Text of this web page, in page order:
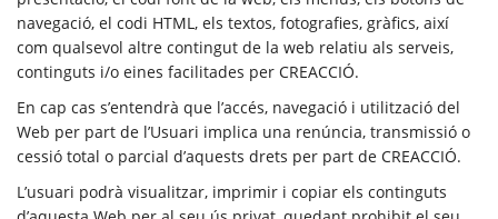
navegació, el codi HTML, els textos, fotografies, gràfics, així
com qualsevol altre contingut de la web relatiu als serveis,
continguts i/o eines facilitades per CREACCIÓ.
En cap cas s’entendrà que l’accés, navegació i utilització del
Web per part de l’Usuari implica una renúncia, transmissió o
cessió total o parcial d’aquests drets per part de CREACCIÓ.
L’usuari podrà visualitzar, imprimir i copiar els continguts